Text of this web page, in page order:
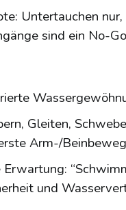
Untertauchen
sind ein No-
Gleiten,
Arm-/
und